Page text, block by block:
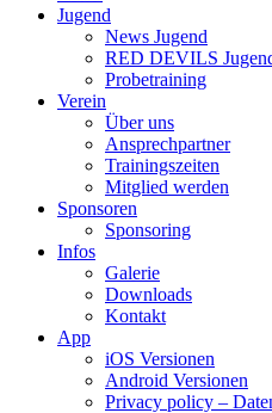
Jugend
News Jugend
RED DEVILS
Probetraining
Verein
Über uns
Ansprechpartner
Trainingszeiten
Mitglied werden
Sponsoren
Sponsoring
Infos
Galerie
Downloads
Kontakt
App
iOS Versionen
Android Versionen
Privacy policy –